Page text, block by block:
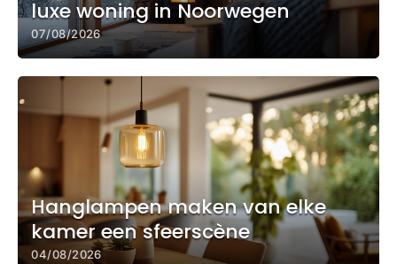
luxe woning in Noorwegen
07/08/2026
Hanglampen maken van elke
kamer een sfeerscène
04/08/2026